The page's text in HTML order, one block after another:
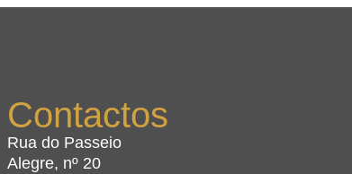
Contactos
Rua do Passeio
Alegre, nº 20